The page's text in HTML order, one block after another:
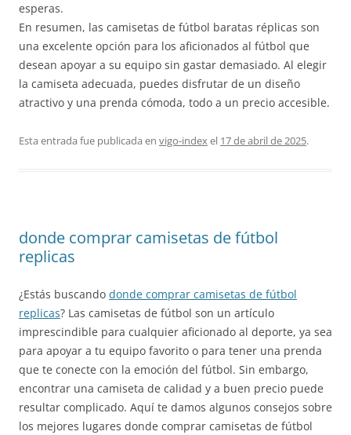
esperas.
En resumen, las camisetas de fútbol baratas réplicas son
una excelente opción para los aficionados al fútbol que
desean apoyar a su equipo sin gastar demasiado. Al elegir
la camiseta adecuada, puedes disfrutar de un diseño
atractivo y una prenda cómoda, todo a un precio accesible.
Esta entrada fue publicada en vigo-indexel 17 de abril de 2025.
donde comprar camisetas de fútbol
replicas
¿Estás buscando donde comprar camisetas de fútbol
replicas? Las camisetas de fútbol son un artículo
imprescindible para cualquier aficionado al deporte, ya sea
para apoyar a tu equipo favorito o para tener una prenda
que te conecte con la emoción del fútbol. Sin embargo,
encontrar una camiseta de calidad y a buen precio puede
resultar complicado. Aquí te damos algunos consejos sobre
los mejores lugares donde comprar camisetas de fútbol